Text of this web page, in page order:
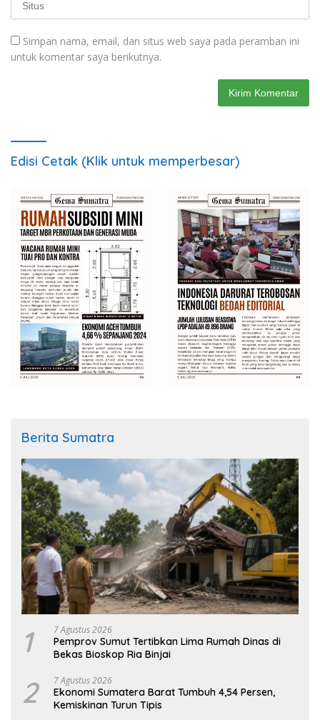
Simpan nama, email, dan situs web saya pada peramban ini
untuk komentar saya berikutnya.
Edisi Cetak (Klik untuk memperbesar)
Berita Sumatra
1 7 Agustus 2026
Pemprov Sumut Tertibkan Lima Rumah Dinas di
Bekas Bioskop Ria Binjai
2 7 Agustus 2026
Ekonomi Sumatera Barat Tumbuh 4,54 Persen,
Kemiskinan Turun Tipis